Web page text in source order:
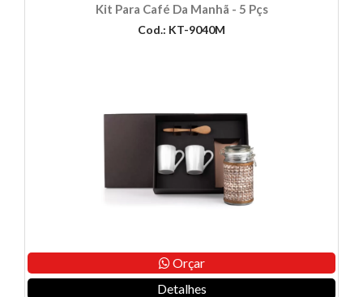
Kit Para Café Da Manhã - 5 Pçs
Cod.: KT-9040M
Orçar
Detalhes